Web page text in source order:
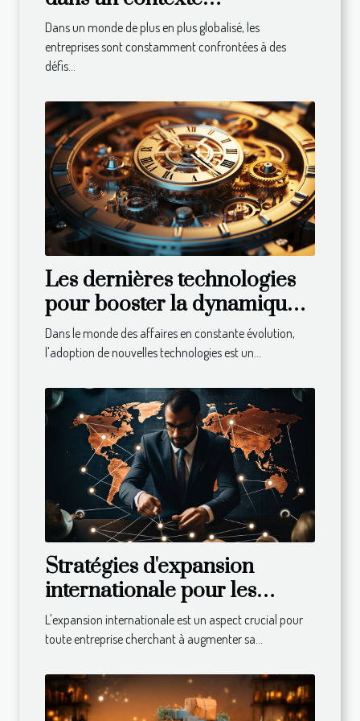
international : défis et
solutions
Dans un monde de plus en plus globalisé, les
entreprises sont constamment confrontées à des
défis...
Les dernières technologies
pour booster la dynamique
de votre entreprise
Dans le monde des affaires en constante évolution,
l'adoption de nouvelles technologies est un...
Stratégies d'expansion
internationale pour les
entreprises
L'expansion internationale est un aspect crucial pour
toute entreprise cherchant à augmenter sa...